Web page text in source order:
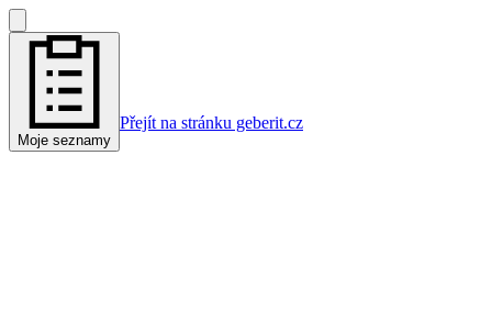
Moje seznamy
Přejít na stránku geberit.cz